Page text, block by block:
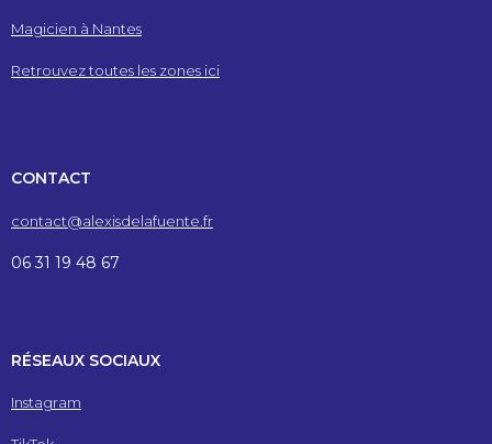
Magicien à Nantes
Retrouvez toutes les zones ici
CONTACT
contact@alexisdelafuente.fr
06 31 19 48 67
RÉSEAUX SOCIAUX
Instagram